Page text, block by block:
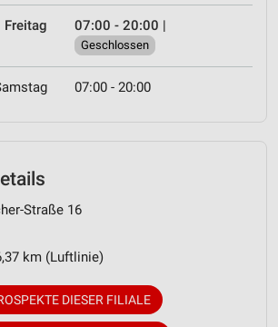
Freitag 07:00 - 20:00 |
Geschlossen
07:00 - 20:00
Straße 16
km (Luftlinie)
DIESER FILIALE